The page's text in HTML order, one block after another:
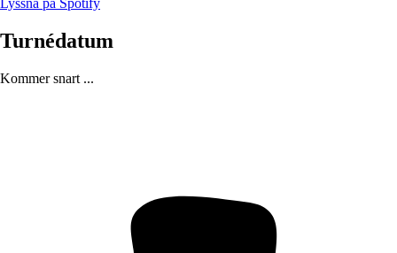
Lyssna på Spotify
Turnédatum
Kommer snart ...